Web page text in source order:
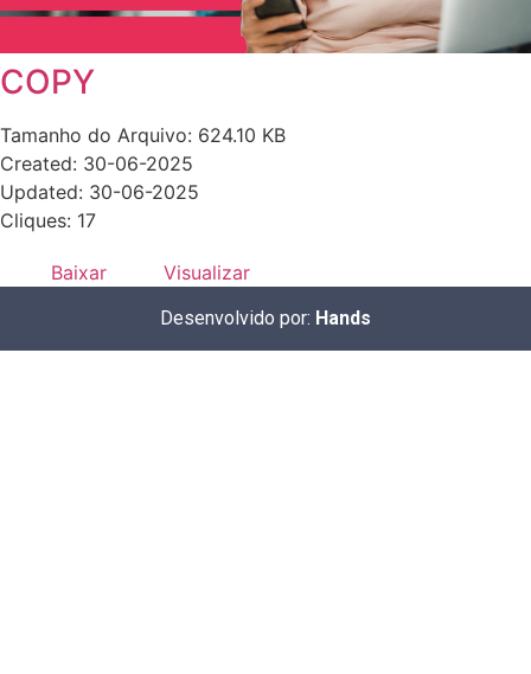
COPY
Tamanho do Arquivo: 624.10 KB
Created: 30-06-2025
Updated: 30-06-2025
Cliques: 17
Baixar Visualizar
Desenvolvido por: Hands